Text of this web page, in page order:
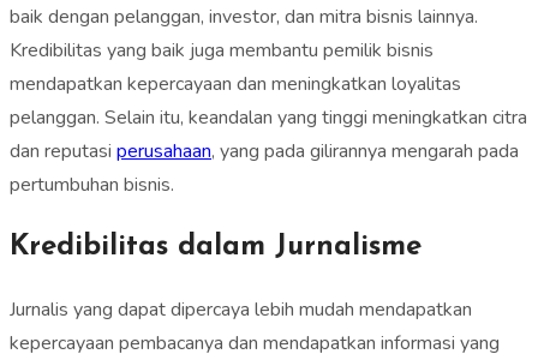
baik dengan pelanggan, investor, dan mitra bisnis lainnya.
Kredibilitas yang baik juga membantu pemilik bisnis
mendapatkan kepercayaan dan meningkatkan loyalitas
pelanggan. Selain itu, keandalan yang tinggi meningkatkan citra
dan reputasi perusahaan, yang pada gilirannya mengarah pada
pertumbuhan bisnis.
Kredibilitas dalam Jurnalisme
Jurnalis yang dapat dipercaya lebih mudah mendapatkan
kepercayaan pembacanya dan mendapatkan informasi yang